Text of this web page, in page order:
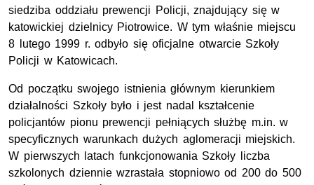
siedziba oddziału prewencji Policji, znajdujący się w
katowickiej dzielnicy Piotrowice. W tym właśnie miejscu
8 lutego 1999 r. odbyło się oficjalne otwarcie Szkoły
Policji w Katowicach.
Od początku swojego istnienia głównym kierunkiem
działalności Szkoły było i jest nadal kształcenie
policjantów pionu prewencji pełniących służbę m.in. w
specyficznych warunkach dużych aglomeracji miejskich.
W pierwszych latach funkcjonowania Szkoły liczba
szkolonych dziennie wzrastała stopniowo od 200 do 500